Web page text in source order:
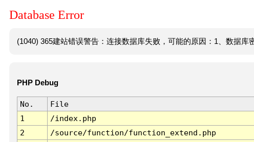
Database Error
(1040) 365建站错误警告：连接数据库失败，可能的原因：1、数据库
PHP Debug
No. File
1
/index.php
2
/source/function/function_extend.php